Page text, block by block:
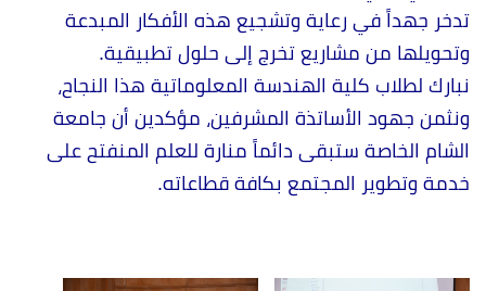
تدخر جهداً في رعاية وتشجيع هذه الأفكار المبدعة
وتحويلها من مشاريع تخرج إلى حلول تطبيقية.
نبارك لطلاب كلية الهندسة المعلوماتية هذا النجاح،
ونثمن جهود الأساتذة المشرفين، مؤكدين أن جامعة
الشام الخاصة ستبقى دائماً منارة للعلم المنفتح على
خدمة وتطوير المجتمع بكافة قطاعاته.